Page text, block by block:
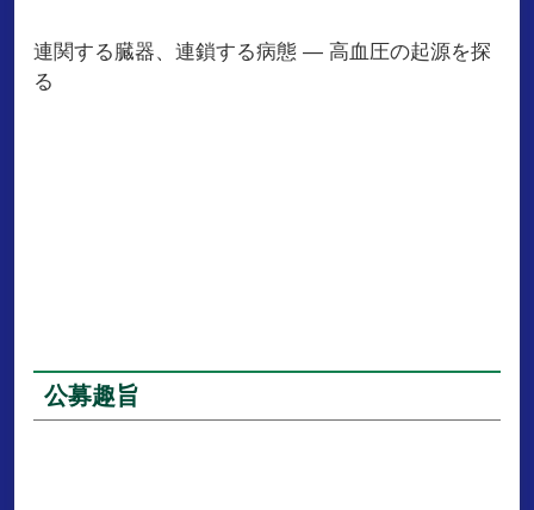
連関する臓器、連鎖する病態 ― 高血圧の起源を探
る
公募趣旨